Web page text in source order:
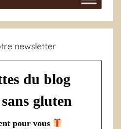
newsletter
du blog
gluten
pour vous